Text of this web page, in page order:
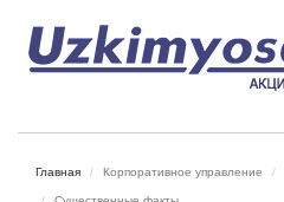
Главная Корпоративное управление